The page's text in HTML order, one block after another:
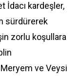
İdacı kardeşler,
sürdürerek
zorlu koşullara
ve Veysi